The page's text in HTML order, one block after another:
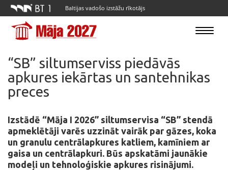
Baltijas vadošo izstāžu rīkotājs
Toggle
“SB” siltumserviss piedāvās
apkures iekārtas un santehnikas
preces
Izstādē “Māja I 2026” siltumservisa “SB” stendā
apmeklētāji varēs uzzināt vairāk par gāzes, koka
un granulu centrālapkures katliem, kamīniem ar
gaisa un centrālapkuri. Būs apskatāmi jaunākie
modeļi un tehnoloģiskie apkures risinājumi.